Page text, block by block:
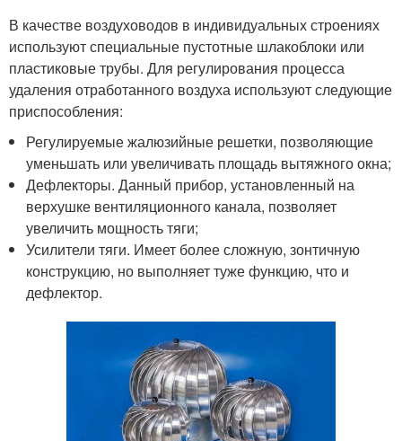
В качестве воздуховодов в индивидуальных строениях
используют специальные пустотные шлакоблоки или
пластиковые трубы. Для регулирования процесса
удаления отработанного воздуха используют следующие
приспособления:
Регулируемые жалюзийные решетки, позволяющие
уменьшать или увеличивать площадь вытяжного окна;
Дефлекторы. Данный прибор, установленный на
верхушке вентиляционного канала, позволяет
увеличить мощность тяги;
Усилители тяги. Имеет более сложную, зонтичную
конструкцию, но выполняет туже функцию, что и
дефлектор.